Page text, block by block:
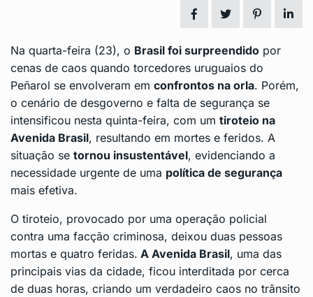
Na quarta-feira (23), o Brasil foi surpreendido por
cenas de caos quando torcedores uruguaios do
Peñarol se envolveram em confrontos na orla. Porém,
o cenário de desgoverno e falta de segurança se
intensificou nesta quinta-feira, com um tiroteio na
Avenida Brasil, resultando em mortes e feridos. A
situação se tornou insustentável, evidenciando a
necessidade urgente de uma política de segurança
mais efetiva.
O tiroteio, provocado por uma operação policial
contra uma facção criminosa, deixou duas pessoas
mortas e quatro feridas. A Avenida Brasil, uma das
principais vias da cidade, ficou interditada por cerca
de duas horas, criando um verdadeiro caos no trânsito